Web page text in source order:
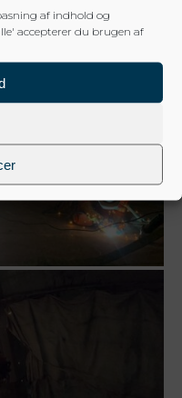
af indhold og
accepterer du brugen af